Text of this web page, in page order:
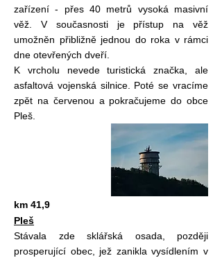
zařízení - přes 40 metrů vysoká masivní
věž. V současnosti je přístup na věž
umožněn přibližně jednou do roka v rámci
dne otevřených dveří.
K vrcholu nevede turistická značka, ale
asfaltová vojenská silnice. Poté se vracíme
zpět na červenou a pokračujeme do obce
Pleš.
km 41,9
Pleš
Stávala zde sklářská osada, později
prosperující obec, jež zanikla vysídlením v